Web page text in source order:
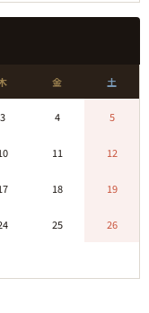
金 土
3 4 5
11 12
18 19
25 26